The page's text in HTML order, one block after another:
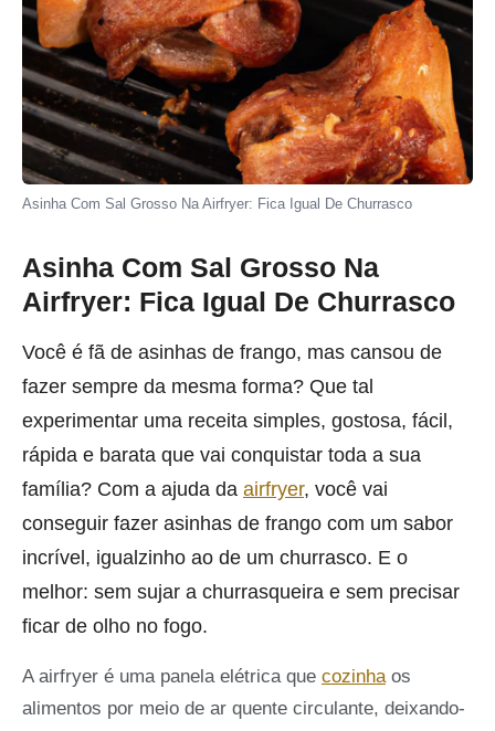
Asinha Com Sal Grosso Na Airfryer: Fica Igual De Churrasco
Asinha Com Sal Grosso Na
Airfryer: Fica Igual De Churrasco
Você é fã de asinhas de frango, mas cansou de
fazer sempre da mesma forma? Que tal
experimentar uma receita simples, gostosa, fácil,
rápida e barata que vai conquistar toda a sua
família? Com a ajuda da airfryer, você vai
conseguir fazer asinhas de frango com um sabor
incrível, igualzinho ao de um churrasco. E o
melhor: sem sujar a churrasqueira e sem precisar
ficar de olho no fogo.
A airfryer é uma panela elétrica que cozinhaos
alimentos por meio de ar quente circulante, deixando-